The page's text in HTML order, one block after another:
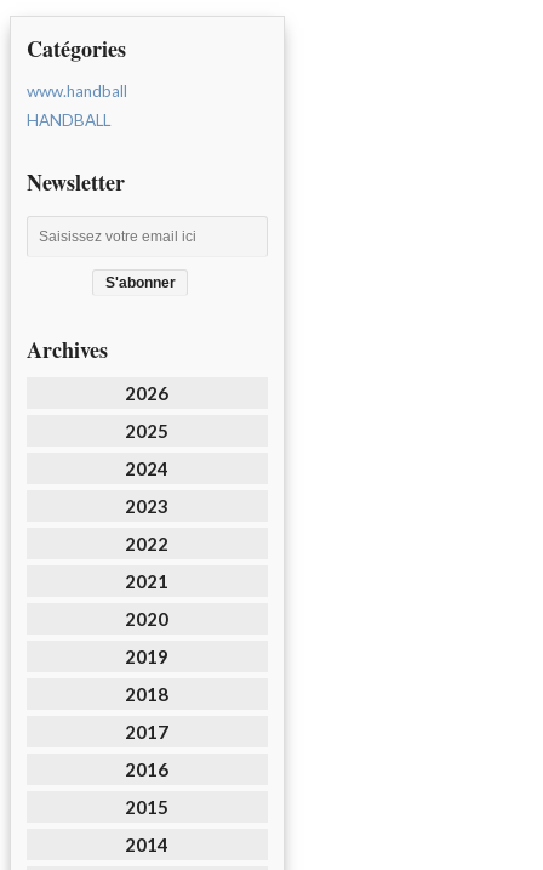
Catégories
www.handball
HANDBALL
Newsletter
Archives
2026
2025
2024
2023
2022
2021
2020
2019
2018
2017
2016
2015
2014